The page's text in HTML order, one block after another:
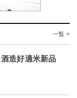
一覧 >
造好適米新品